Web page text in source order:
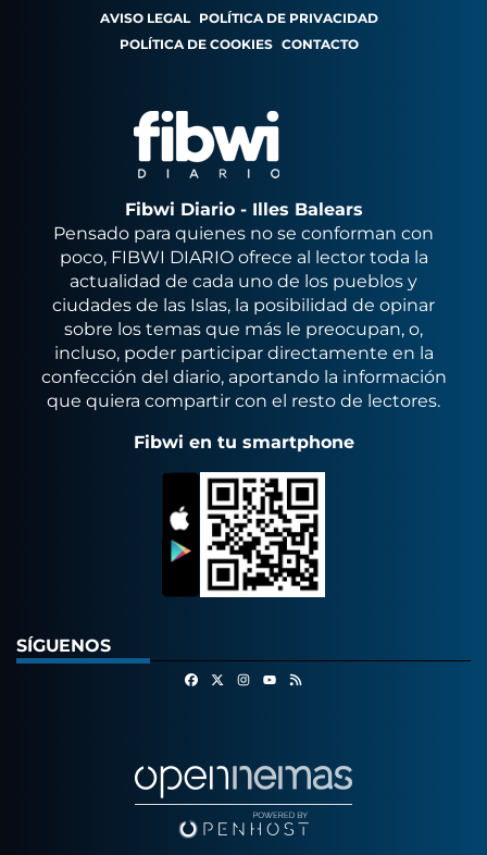
AVISO LEGAL POLÍTICA DE PRIVACIDAD
POLÍTICA DE COOKIES CONTACTO
Fibwi Diario - Illes Balears
Pensado para quienes no se conforman con
poco, FIBWI DIARIO ofrece al lector toda la
actualidad de cada uno de los pueblos y
ciudades de las Islas, la posibilidad de opinar
sobre los temas que más le preocupan, o,
incluso, poder participar directamente en la
confección del diario, aportando la información
que quiera compartir con el resto de lectores.
Fibwi en tu smartphone
SÍGUENOS
FacebookInstagram